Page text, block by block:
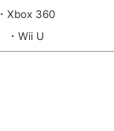
・Xbox 360
・Wii U